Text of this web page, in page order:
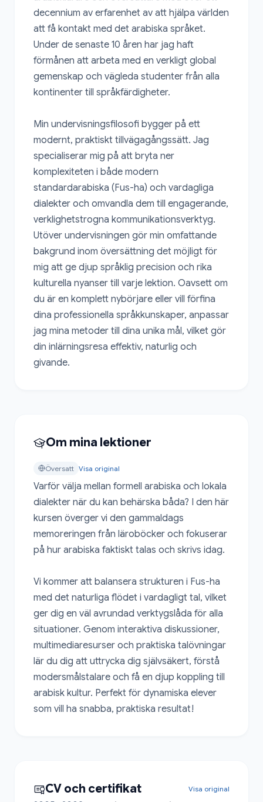
decennium av erfarenhet av att hjälpa världen
att få kontakt med det arabiska språket.
Under de senaste 10 åren har jag haft
förmånen att arbeta med en verkligt global
gemenskap och vägleda studenter från alla
kontinenter till språkfärdigheter.
Min undervisningsfilosofi bygger på ett
modernt, praktiskt tillvägagångssätt. Jag
specialiserar mig på att bryta ner
komplexiteten i både modern
standardarabiska (Fus-ha) och vardagliga
dialekter och omvandla dem till engagerande,
verklighetstrogna kommunikationsverktyg.
Utöver undervisningen gör min omfattande
bakgrund inom översättning det möjligt för
mig att ge djup språklig precision och rika
kulturella nyanser till varje lektion. Oavsett om
du är en komplett nybörjare eller vill förfina
dina professionella språkkunskaper, anpassar
jag mina metoder till dina unika mål, vilket gör
din inlärningsresa effektiv, naturlig och
givande.
Om mina lektioner
Översatt Visa original
Varför välja mellan formell arabiska och lokala
dialekter när du kan behärska båda? I den här
kursen överger vi den gammaldags
memoreringen från läroböcker och fokuserar
på hur arabiska faktiskt talas och skrivs idag.
Vi kommer att balansera strukturen i Fus-ha
med det naturliga flödet i vardagligt tal, vilket
ger dig en väl avrundad verktygslåda för alla
situationer. Genom interaktiva diskussioner,
multimediaresurser och praktiska talövningar
lär du dig att uttrycka dig självsäkert, förstå
modersmålstalare och få en djup koppling till
arabisk kultur. Perfekt för dynamiska elever
som vill ha snabba, praktiska resultat!
CV och certifikat Visa original